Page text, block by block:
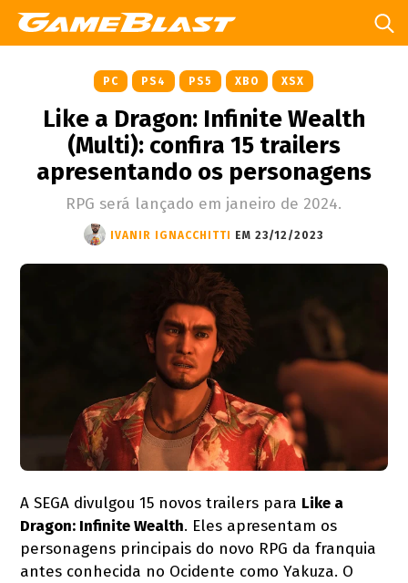
PC PS4 PS5 XBO XSX
Like a Dragon: Infinite Wealth
(Multi): confira 15 trailers
apresentando os personagens
RPG será lançado em janeiro de 2024.
IVANIR IGNACCHITTI EM 23/12/2023
A SEGA divulgou 15 novos trailers para Like a
Dragon: Infinite Wealth. Eles apresentam os
personagens principais do novo RPG da franquia
antes conhecida no Ocidente como Yakuza. O